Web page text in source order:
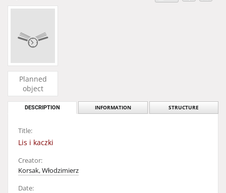
Planned
object
DESCRIPTION INFORMATION STRUCTURE
Title:
Lis i kaczki
Creator:
Korsak, Włodzimierz
Date: